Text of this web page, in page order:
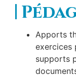
Apports
exercices
supports